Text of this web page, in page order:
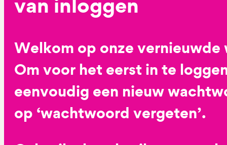
Welkom op onze vernieuwde
Om voor het eerst in te
eenvoudig een nieuw
op ‘wachtwoord vergeten’.